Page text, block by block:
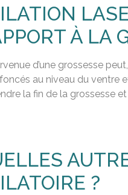
À LA
d’une grossesse
au niveau du ventre
la fin de la grossesse
?